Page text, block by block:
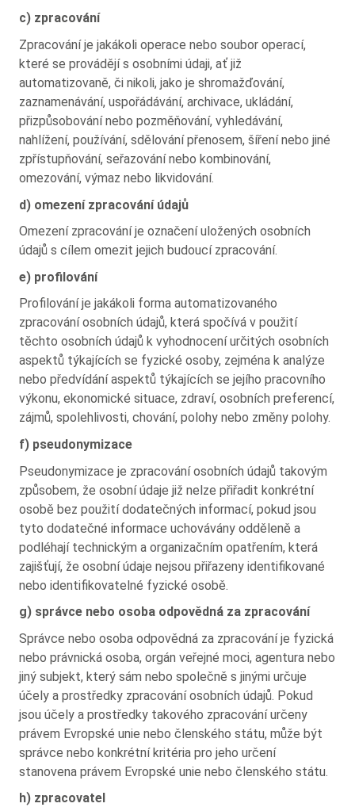
c) zpracování
Zpracování je jakákoli operace nebo soubor operací,
které se provádějí s osobními údaji, ať již
automatizovaně, či nikoli, jako je shromažďování,
zaznamenávání, uspořádávání, archivace, ukládání,
přizpůsobování nebo pozměňování, vyhledávání,
nahlížení, používání, sdělování přenosem, šíření nebo jiné
zpřístupňování, seřazování nebo kombinování,
omezování, výmaz nebo likvidování.
d) omezení zpracování údajů
Omezení zpracování je označení uložených osobních
údajů s cílem omezit jejich budoucí zpracování.
e) profilování
Profilování je jakákoli forma automatizovaného
zpracování osobních údajů, která spočívá v použití
těchto osobních údajů k vyhodnocení určitých osobních
aspektů týkajících se fyzické osoby, zejména k analýze
nebo předvídání aspektů týkajících se jejího pracovního
výkonu, ekonomické situace, zdraví, osobních preferencí,
zájmů, spolehlivosti, chování, polohy nebo změny polohy.
f) pseudonymizace
Pseudonymizace je zpracování osobních údajů takovým
způsobem, že osobní údaje již nelze přiřadit konkrétní
osobě bez použití dodatečných informací, pokud jsou
tyto dodatečné informace uchovávány odděleně a
podléhají technickým a organizačním opatřením, která
zajišťují, že osobní údaje nejsou přiřazeny identifikované
nebo identifikovatelné fyzické osobě.
g) správce nebo osoba odpovědná za zpracování
Správce nebo osoba odpovědná za zpracování je fyzická
nebo právnická osoba, orgán veřejné moci, agentura nebo
jiný subjekt, který sám nebo společně s jinými určuje
účely a prostředky zpracování osobních údajů. Pokud
jsou účely a prostředky takového zpracování určeny
právem Evropské unie nebo členského státu, může být
správce nebo konkrétní kritéria pro jeho určení
stanovena právem Evropské unie nebo členského státu.
h) zpracovatel